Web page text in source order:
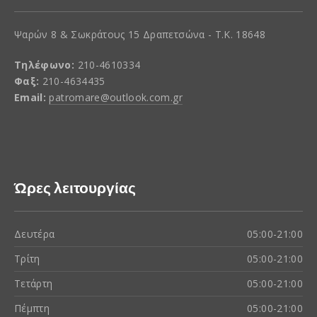
Ψαρών 8 & Σωκράτους 15 Δραπετσώνα - Τ.Κ. 18648
Τηλέφωνο: 210-4610334
Φαξ: 210-4634435
Email: patromare@outlook.com.gr
Ώρες λειτουργίας
Δευτέρα
05:00-21:00
Τρίτη
05:00-21:00
Τετάρτη
05:00-21:00
Πέμπτη
05:00-21:00